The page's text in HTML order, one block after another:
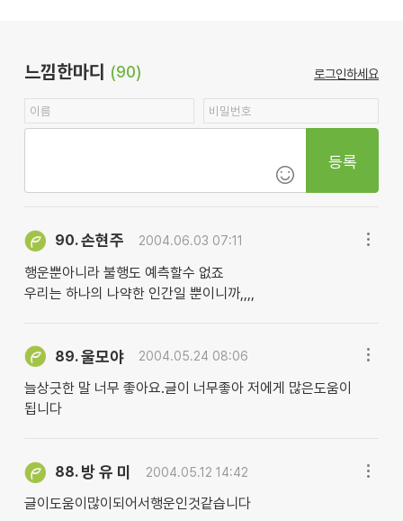
느낌한마디 (90) 로그인하세요
등록
90.손현주 2004.06.03 07:11
행운뿐아니라 불행도 예측할수 없죠
우리는 하나의 나약한 인간일 뿐이니까,,,,
89.울모야 2004.05.24 08:06
늘상긋한 말 너무 좋아요.글이 너무좋아 저에게 많은도움이
됩니다
88. 방 유 미 2004.05.12 14:42
글이도움이많이되어서행운인것같습니다